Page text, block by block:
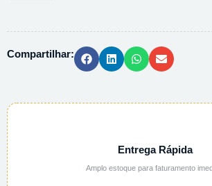
Compartilhar:
Entrega Rápida
Amplo estoque para faturamento